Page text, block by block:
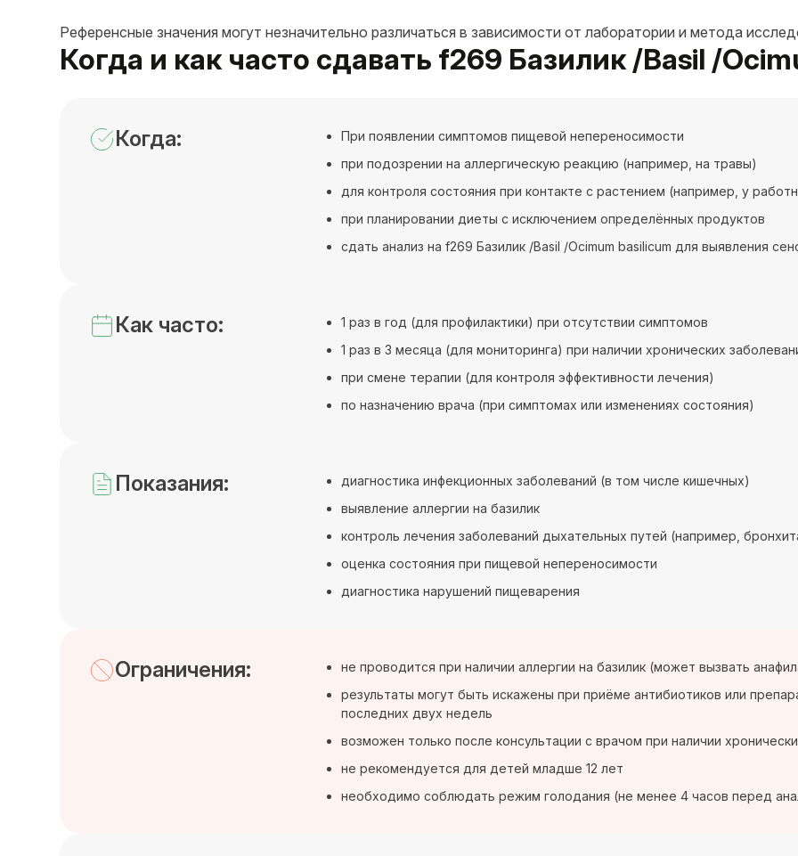
Референсные значения могут незначительно различаться в зависимости от лаборатории и метода
Когда и как часто сдавать f269 Базилик /Basil /
Когда:
При появлении симптомов пищевой непереносимости
при подозрении на аллергическую реакцию (например, на травы)
для контроля состояния при контакте с растением (например, у
при планировании диеты с исключением определённых продуктов
сдать анализ на f269 Базилик /Basil /Ocimum basilicum для выявления
Как часто:
1 раз в год (для профилактики) при отсутствии симптомов
1 раз в 3 месяца (для мониторинга) при наличии хронических
при смене терапии (для контроля эффективности лечения)
по назначению врача (при симптомах или изменениях состояния)
Показания:
диагностика инфекционных заболеваний (в том числе кишечных)
выявление аллергии на базилик
контроль лечения заболеваний дыхательных путей (например,
оценка состояния при пищевой непереносимости
диагностика нарушений пищеварения
Ограничения:
не проводится при наличии аллергии на базилик (может вызвать
результаты могут быть искажены при приёме антибиотиков или
последних двух недель
возможен только после консультации с врачом при наличии
не рекомендуется для детей младше 12 лет
необходимо соблюдать режим голодания (не менее 4 часов перед